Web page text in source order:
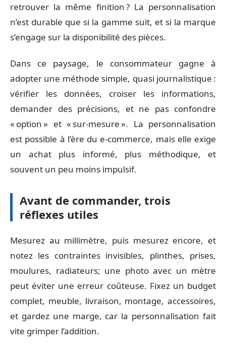
retrouver la même finition ? La personnalisation
n’est durable que si la gamme suit, et si la marque
s’engage sur la disponibilité des pièces.
Dans ce paysage, le consommateur gagne à
adopter une méthode simple, quasi journalistique :
vérifier les données, croiser les informations,
demander des précisions, et ne pas confondre
« option » et « sur-mesure ». La personnalisation
est possible à l’ère du e-commerce, mais elle exige
un achat plus informé, plus méthodique, et
souvent un peu moins impulsif.
Avant de commander, trois
réflexes utiles
Mesurez au millimètre, puis mesurez encore, et
notez les contraintes invisibles, plinthes, prises,
moulures, radiateurs; une photo avec un mètre
peut éviter une erreur coûteuse. Fixez un budget
complet, meuble, livraison, montage, accessoires,
et gardez une marge, car la personnalisation fait
vite grimper l’addition.